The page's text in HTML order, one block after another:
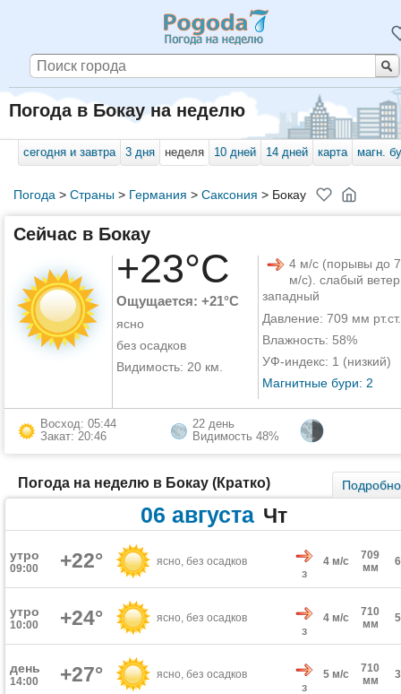
Погода в Бокау на неделю
сегодня и завтра 3 дня неделя 10 дней 14 дней карта магн.
Погода > Страны> Германия > Саксония > Бокау
Сейчас в Бокау
+23°C
Ощущается: +21°C
ясно
без осадков
Видимость: 20 км.
4 м/с (порывы до 7
м/с). слабый
западный
Давление: 709 мм рт.ст.
Влажность: 58%
УФ-индекс: 1 (низкий)
Магнитные бури: 2
Восход: 05:44
Закат: 20:46
22 день
Видимость 48%
Погода на неделю в Бокау (Кратко) Подробно
06 августа Чт
утро
09:00 +22° ясно, без осадков
З
4 м/с
709
мм
утро
10:00 +24° ясно, без осадков
З
4 м/с
710
мм
день
14:00 +27° ясно, без осадков
З
5 м/с
710
мм